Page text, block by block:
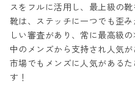
スをフルに活用し、最上級の
靴は、ステッチに一つでも歪
しい審査があり、常に最高級
中のメンズから支持され人気
市場でもメンズに人気がある
す！